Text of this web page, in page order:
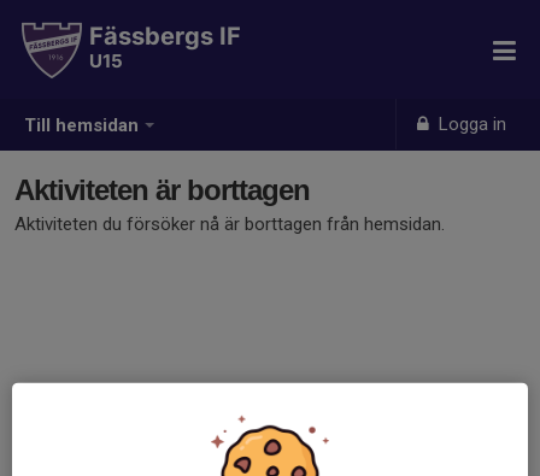
Till hemsidan Logga in
Fässbergs IF
U15
Aktiviteten är borttagen
Aktiviteten du försöker nå är borttagen från hemsidan.